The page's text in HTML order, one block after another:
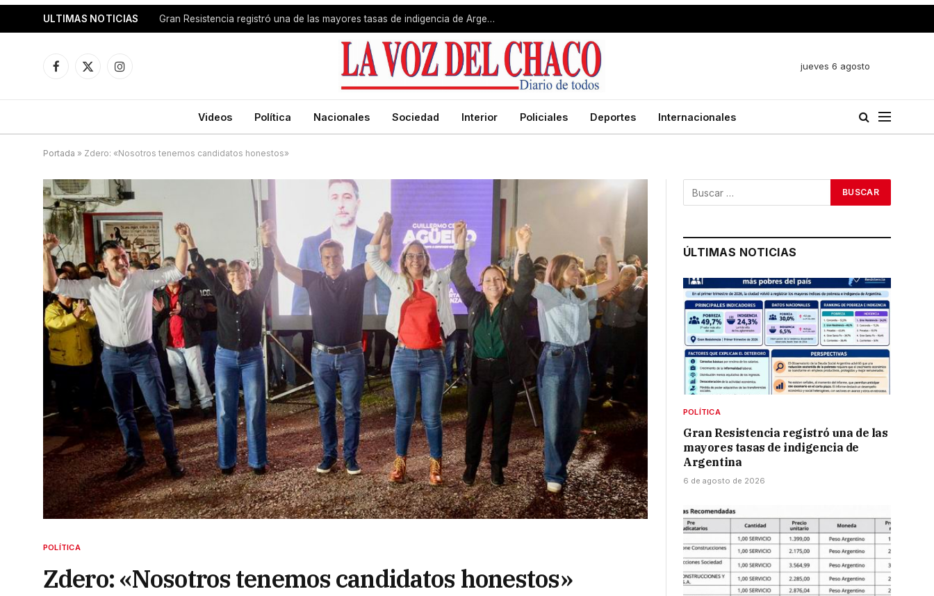
ULTIMAS NOTICIAS Gran Resistencia registró una de las mayores tasas de indigencia de Argentina
Facebook
X
Instagram
jueves 6 agosto
Videos Política Nacionales Sociedad Interior Policiales Deportes Internacionales
Portada » Zdero: «Nosotros tenemos candidatos honestos»
POLÍTICA
Zdero: «Nosotros tenemos candidatos honestos»
ÚLTIMAS NOTICIAS
POLÍTICA
Gran Resistencia registró una de las
mayores tasas de indigencia de
Argentina
6 de agosto de 2026